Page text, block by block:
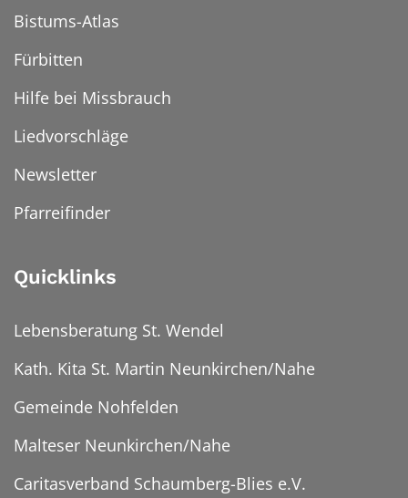
Bistums-Atlas
Fürbitten
Hilfe bei Missbrauch
Liedvorschläge
Newsletter
Pfarreifinder
Quicklinks
Lebensberatung St. Wendel
Kath. Kita St. Martin Neunkirchen/Nahe
Gemeinde Nohfelden
Malteser Neunkirchen/Nahe
Caritasverband Schaumberg-Blies e.V.